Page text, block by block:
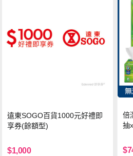
遠東SOGO百貨1000元好禮即
享券(餘額型)
$1,000
倍
抽